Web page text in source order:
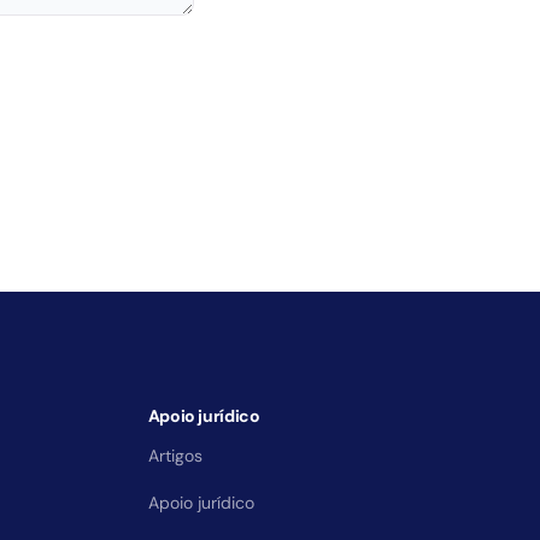
Apoio jurídico
Artigos
Apoio jurídico